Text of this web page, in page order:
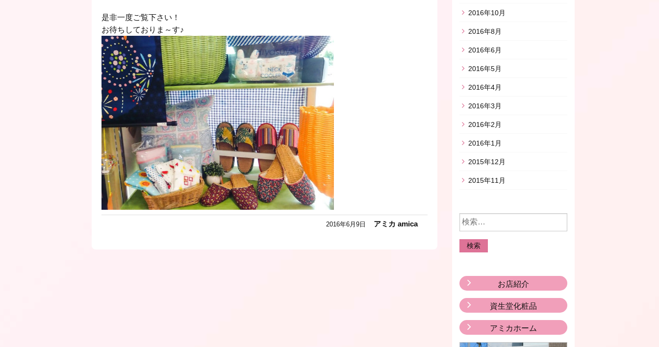
是非一度ご覧下さい！
お待ちしておりま～す♪
2016年6月9日 アミカ amica
2016年10月
2016年8月
2016年6月
2016年5月
2016年4月
2016年3月
2016年2月
2016年1月
2015年12月
2015年11月
お店紹介
資生堂化粧品
アミカホーム